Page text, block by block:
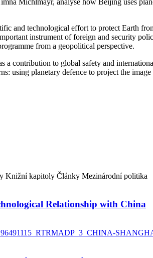
and technological effort to protect Earth
instrument of foreign and security
from a geopolitical perspective.
a contribution to global safety and
using planetary defence to project the
Knižní kapitoly Články Mezinárodní politika
Relationship with China